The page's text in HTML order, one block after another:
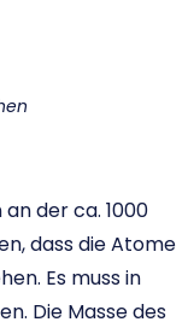
der ca. 1000
dass die Atome
Es muss in
Die Masse des